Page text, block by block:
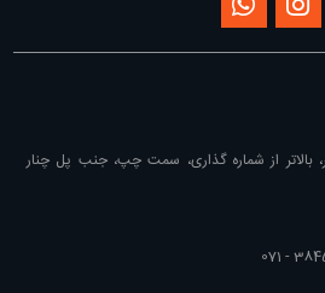
بالاتر از شماره گذاری، سمت چپ، جنب پل چنار